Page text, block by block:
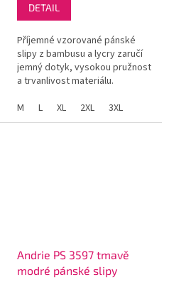
DETAIL
Příjemné vzorované pánské
slipy z bambusu a lycry zaručí
jemný dotyk, vysokou pružnost
a trvanlivost materiálu.
M
L XL 2XL 3XL
Andrie PS 3597 tmavě
modré pánské slipy